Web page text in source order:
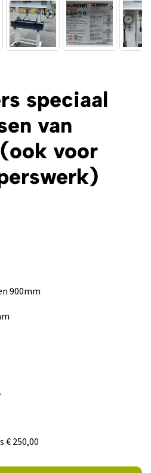
speciaal
van
voor
900mm
€ 250,00